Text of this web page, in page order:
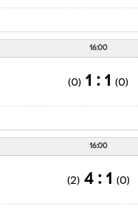
16:00
(0)
1 : 1
(0)
16:00
(0)
1 : 4
(2)